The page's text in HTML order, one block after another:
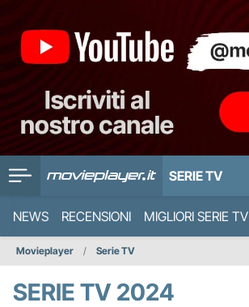
SERIE TV
NEWS RECENSIONI MIGLIORI SERIE TV
Movieplayer Serie TV
SERIE TV 2024